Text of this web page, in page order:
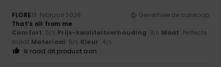
FLORE13. februari 2026
Geverifieerde aankoop
That’s all from me
Comfort: 5/5 Prijs-kwaliteitverhouding: 3/5 Maat: Perfecte
maat Materiaal: 5/5 Kleur: 4/5
Ik raad dit product aan